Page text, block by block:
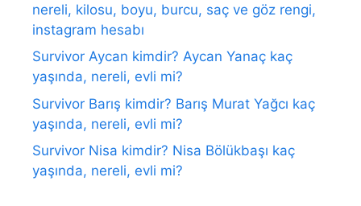
nereli, kilosu, boyu, burcu, saç ve göz rengi,
instagram hesabı
Survivor Aycan kimdir? Aycan Yanaç kaç
yaşında, nereli, evli mi?
Survivor Barış kimdir? Barış Murat Yağcı kaç
yaşında, nereli, evli mi?
Survivor Nisa kimdir? Nisa Bölükbaşı kaç
yaşında, nereli, evli mi?